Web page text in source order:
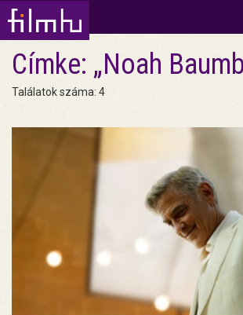
Címke: „Noah
Találatok száma: 4